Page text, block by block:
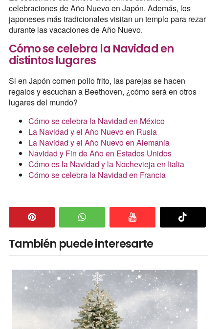
celebraciones de Año Nuevo en Japón. Además, los
japoneses más tradicionales visitan un templo para rezar
durante las vacaciones de Año Nuevo.
Cómo se celebra la Navidad en
distintos lugares
Si en Japón comen pollo frito, las parejas se hacen
regalos y escuchan a Beethoven, ¿cómo será en otros
lugares del mundo?
Cómo se celebra la Navidad en México
La Navidad y el Año Nuevo en Rusia
La Navidad y el Año Nuevo en Alemania
Navidad y Fin de Año en Estados Unidos
Cómo es la Navidad y la Nochevieja en Italia
Cómo se celebra la Navidad en Francia
También puede interesarte